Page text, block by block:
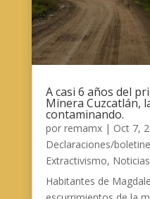
A casi 6 años del
Minera Cuzcatlán,
contaminando.
por remamx| Oct 7,
Declaraciones/
Extractivismo, Noticias
Habitantes de